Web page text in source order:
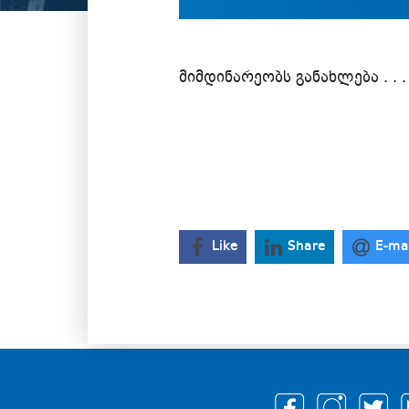
მიმდინარეობს განახლება . . .
Like Share E-